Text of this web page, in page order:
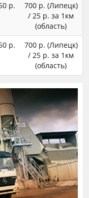
р.
700 р. (Липецк)
/ 25 р. за 1км
(область)
р.
700 р. (Липецк)
/ 25 р. за 1км
(область)